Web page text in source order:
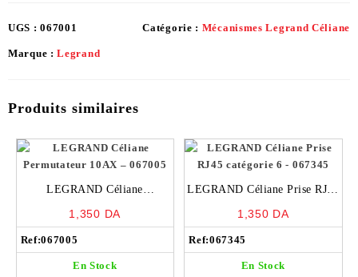
UGS :067001 Catégorie : Mécanismes Legrand Céliane
Marque :Legrand
Produits similaires
LEGRAND Céliane
1,350 DA
Ref:067005
En Stock
LEGRAND Céliane Prise RJ45
1,350 DA
Ref:067345
En Stock